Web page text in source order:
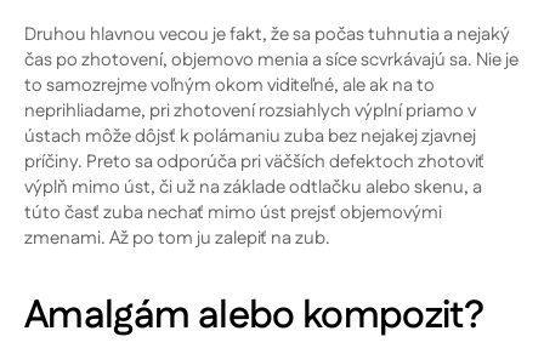
Druhou hlavnou vecou je fakt, že sa počas tuhnutia a nejaký
čas po zhotovení, objemovo menia a síce scvrkávajú sa. Nie je
to samozrejme voľným okom viditeľné, ale ak na to
neprihliadame, pri zhotovení rozsiahlych výplní priamo v
ústach môže dôjsť k polámaniu zuba bez nejakej zjavnej
príčiny. Preto sa odporúča pri väčších defektoch zhotoviť
výplň mimo úst, či už na základe odtlačku alebo skenu, a
túto časť zuba nechať mimo úst prejsť objemovými
zmenami. Až po tom ju zalepiť na zub.
Amalgám alebo kompozit?